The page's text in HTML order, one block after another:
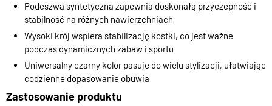
Podeszwa syntetyczna zapewnia doskonałą przyczepność i
stabilność na różnych nawierzchniach
Wysoki krój wspiera stabilizację kostki, co jest ważne
podczas dynamicznych zabaw i sportu
Uniwersalny czarny kolor pasuje do wielu stylizacji, ułatwiając
codzienne dopasowanie obuwia
Zastosowanie produktu